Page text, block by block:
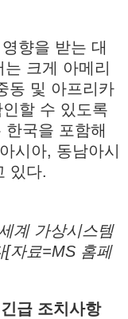
향을 받는 대
크게 아메리
동 및 아프리카
할 수 있도록
한국을 포함해
시아, 동남아시
있다.
계 가상시스템
[자료=MS 홈페
급 조치사항